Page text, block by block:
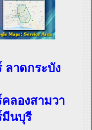
ลาดกระบัง
ลองสามวา
มีนบุรี